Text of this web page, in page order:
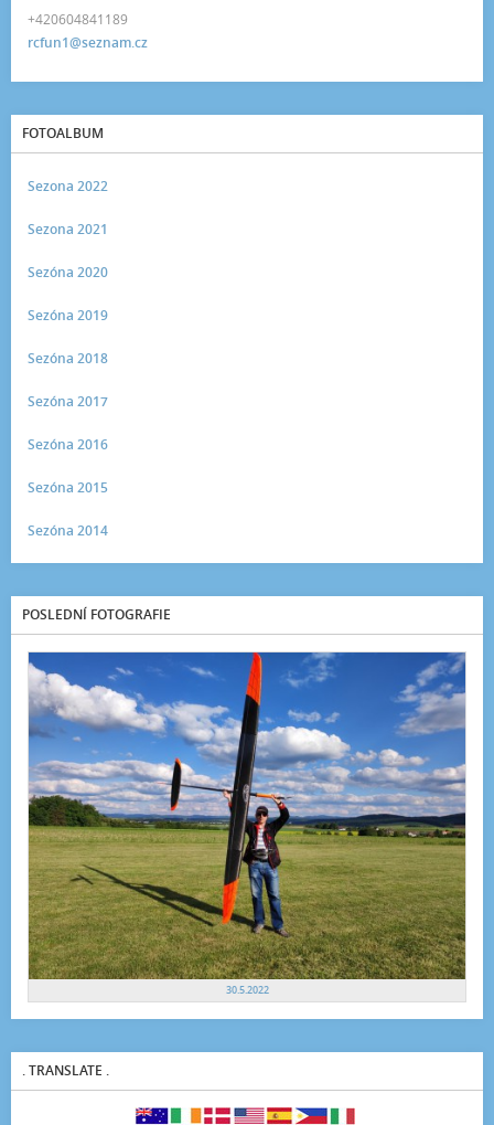
+420604841189
rcfun1@seznam.cz
FOTOALBUM
Sezona 2022
Sezona 2021
Sezóna 2020
Sezóna 2019
Sezóna 2018
Sezóna 2017
Sezóna 2016
Sezóna 2015
Sezóna 2014
POSLEDNÍ FOTOGRAFIE
30.5.2022
. TRANSLATE .